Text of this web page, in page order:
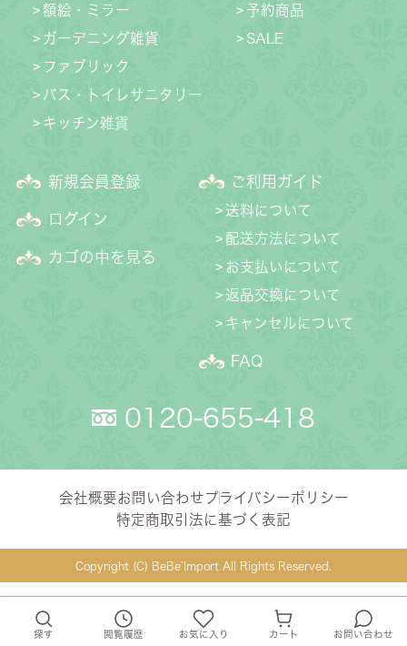
額絵・ミラー
ガーデニング雑貨
ファブリック
バス・トイレサニタリー
キッチン雑貨
予約商品
SALE
新規会員登録
ログイン
カゴの中を見る
ご利用ガイド
送料について
配送方法について
お支払いについて
返品交換について
キャンセルについて
FAQ
0120-655-418
会社概要お問い合わせプライバシーポリシー
特定商取引法に基づく表記
Copyright (C) BeBe’Import All Rights Reserved.
探す 閲覧履歴 お気に入り カート お問い合わせ